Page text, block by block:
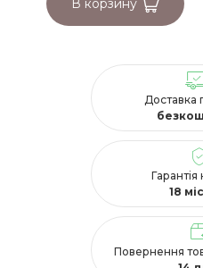
Доставка
Гарантія
18
Повернення
В корзину